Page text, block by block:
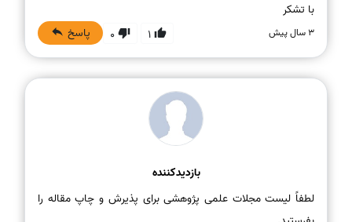
با تشکر
3 سال پیش 1
0 پاسخ
بازدیدکننده
لطفاً لیست مجلات علمی پژوهشی برای پذیرش و چاپ مقاله را